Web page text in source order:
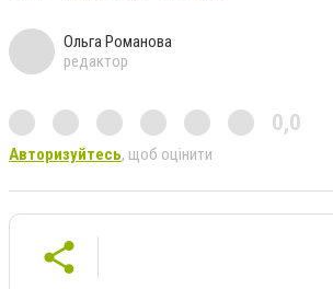
Ольга Романова
редактор
0,0
Авторизуйтесь, щоб оцінити